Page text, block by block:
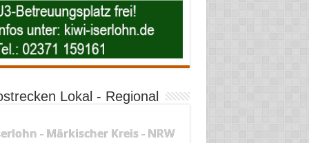
Lokal - Regional
- Märkischer Kreis - NRW